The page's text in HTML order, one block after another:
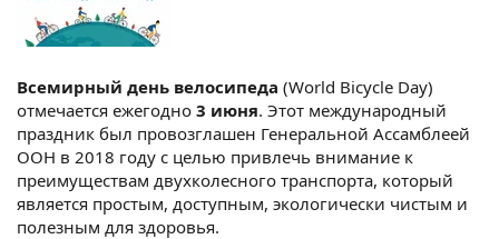
Всемирный день велосипеда (World Bicycle Day)
отмечается ежегодно 3 июня. Этот международный
праздник был провозглашен Генеральной Ассамблеей
ООН в 2018 году с целью привлечь внимание к
преимуществам двухколесного транспорта, который
является простым, доступным, экологически чистым и
полезным для здоровья.